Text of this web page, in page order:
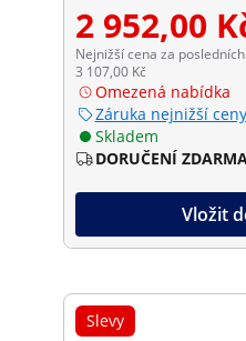
2 952,00
Nejnižší cena za
3 107,00 Kč
Omezená nabídka
Záruka nejnižší ceny
Skladem
DORUČENÍ
Vložit
Slevy